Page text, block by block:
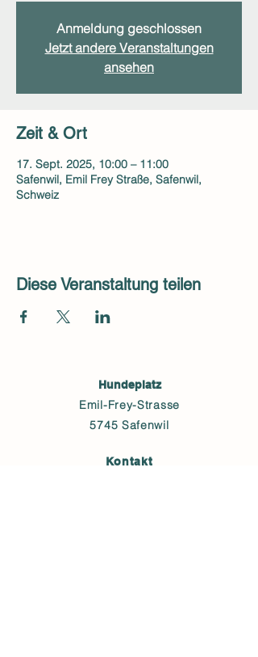
Anmeldung geschlossen
Jetzt andere Veranstaltungen
ansehen
Zeit & Ort
17. Sept. 2025, 10:00 – 11:00
Safenwil, Emil Frey Straße, Safenwil,
Schweiz
Diese Veranstaltung teilen
Hundeplatz
Emil-Frey-Strasse
5745 Safenwil
Kontakt